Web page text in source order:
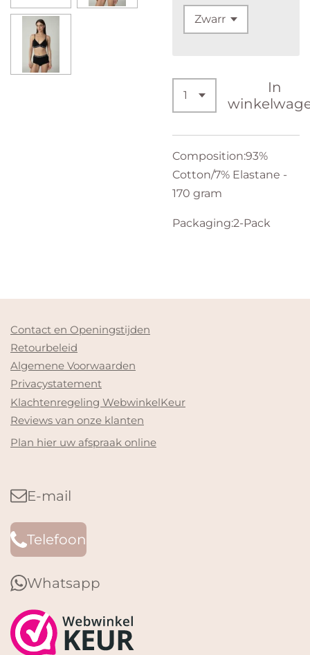
In
Composition:93%
Cotton/7% Elastane -
170 gram
Packaging:2-Pack
Contact en Openingstijden
Retourbeleid
Algemene Voorwaarden
Privacystatement
Klachtenregeling WebwinkelKeur
Reviews van onze klanten
Plan hier uw afspraak online
E-mail
Telefoon
Whatsapp